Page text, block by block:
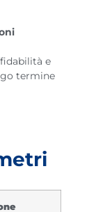
e
termine